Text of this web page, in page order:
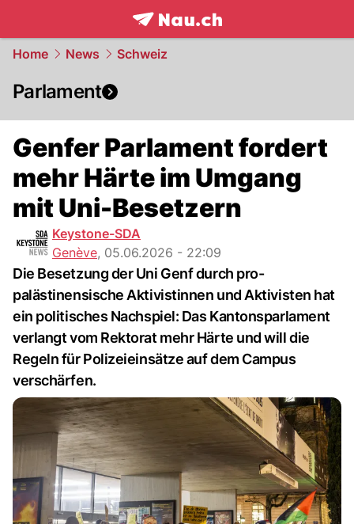
frontpage.NAU.ch
Home News Schweiz
Parlament
Genfer Parlament fordert
mehr Härte im Umgang
mit Uni-Besetzern
Keystone-SDA
Genève, 05.06.2026 - 22:09
Die Besetzung der Uni Genf durch pro-
palästinensische Aktivistinnen und Aktivisten hat
ein politisches Nachspiel: Das Kantonsparlament
verlangt vom Rektorat mehr Härte und will die
Regeln für Polizeieinsätze auf dem Campus
verschärfen.